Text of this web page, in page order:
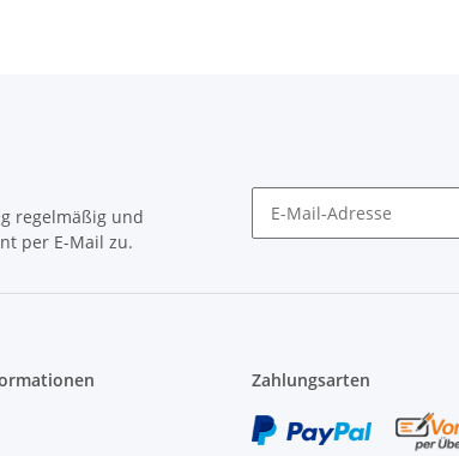
regelmäßig und
per E-Mail zu.
Zahlungsarten